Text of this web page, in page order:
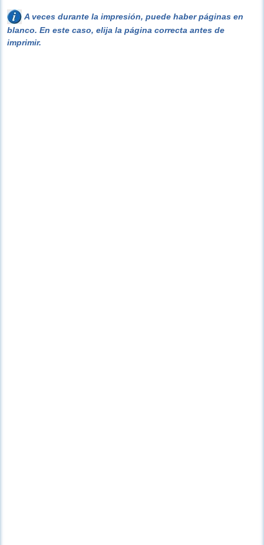
A veces durante la impresión, puede haber páginas en
blanco. En este caso, elija la página correcta antes de
imprimir.